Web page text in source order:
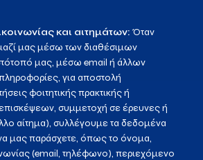
και αιτημάτων: Όταν
μας μέσω των διαθέσιμων
μας, μέσω email ή άλλων
για αποστολή
φοιτητικής πρακτικής ή
συμμετοχή σε έρευνες ή
αίτημα), συλλέγουμε τα δεδομένα
μας παράσχετε, όπως το όνομα,
(email, τηλέφωνο), περιεχόμενο